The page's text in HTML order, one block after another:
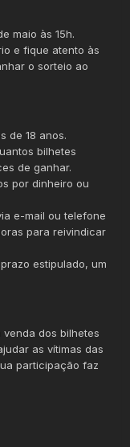
maio às 15h.
e fique atento às
o sorteio ao
de 18 anos.
bilhetes
de ganhar.
por dinheiro ou
e-mail ou telefone
para reivindicar
estipulado, um
dos bilhetes
as vítimas das
participação faz